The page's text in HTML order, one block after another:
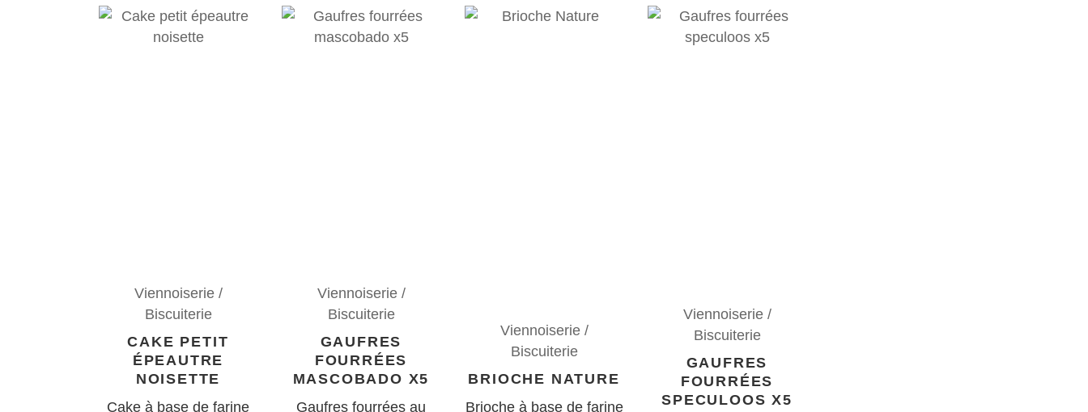
Viennoiserie /
Biscuiterie
CAKE PETIT
ÉPEAUTRE
NOISETTE
Cake à base de farine
Viennoiserie /
Biscuiterie
GAUFRES
FOURRÉES
MASCOBADO X5
Gaufres fourrées au
Viennoiserie /
Biscuiterie
BRIOCHE NATURE
Brioche à base de farine
Viennoiserie /
Biscuiterie
GAUFRES
FOURRÉES
SPECULOOS X5